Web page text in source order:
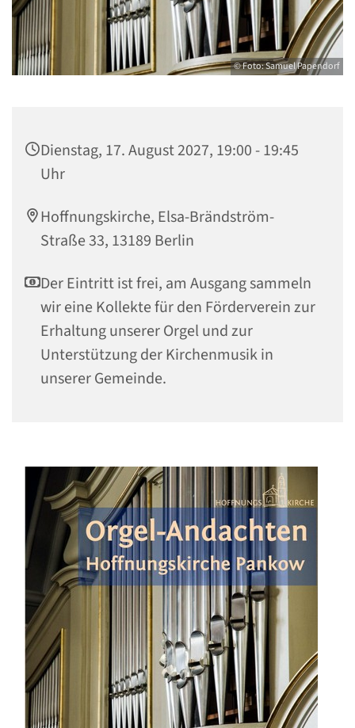
© Foto: Samuel Papendorf
Dienstag, 17. August 2027, 19:00 - 19:45
Uhr
Hoffnungskirche, Elsa-Brändström-
Straße 33, 13189 Berlin
Der Eintritt ist frei, am Ausgang sammeln
wir eine Kollekte für den Förderverein zur
Erhaltung unserer Orgel und zur
Unterstützung der Kirchenmusik in
unserer Gemeinde.